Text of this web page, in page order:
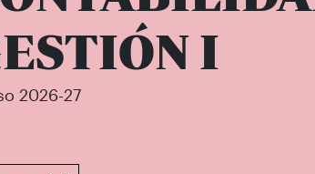
I
2026-27